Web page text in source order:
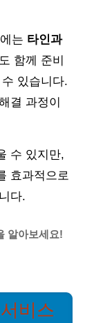
는 타인과
함께 준비
있습니다.
결 과정이
수 있지만,
효과적으로
다.
알아보세요!
비스